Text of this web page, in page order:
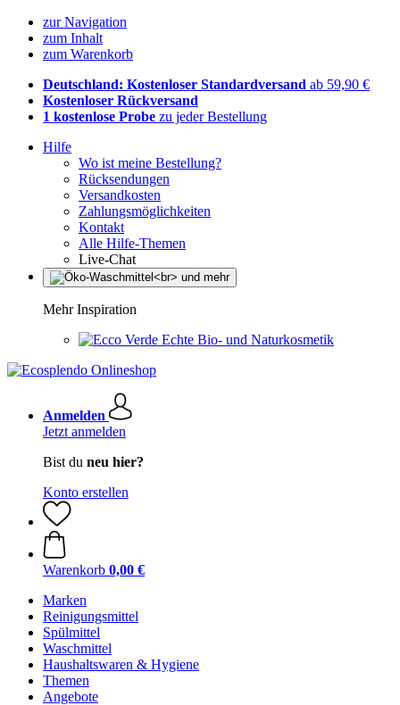
zur Navigation
zum Inhalt
zum Warenkorb
Deutschland: Kostenloser Standardversand ab 59,90 €
Kostenloser Rückversand
1 kostenlose Probe zu jeder Bestellung
Hilfe
Wo ist meine Bestellung?
Rücksendungen
Versandkosten
Zahlungsmöglichkeiten
Kontakt
Alle Hilfe-Themen
Live-Chat
Mehr Inspiration
Echte Bio- und Naturkosmetik
Anmelden
Jetzt anmelden
Bist du neu hier?
Konto erstellen
Warenkorb 0,00 €
Marken
Reinigungsmittel
Spülmittel
Waschmittel
Haushaltswaren & Hygiene
Themen
Angebote